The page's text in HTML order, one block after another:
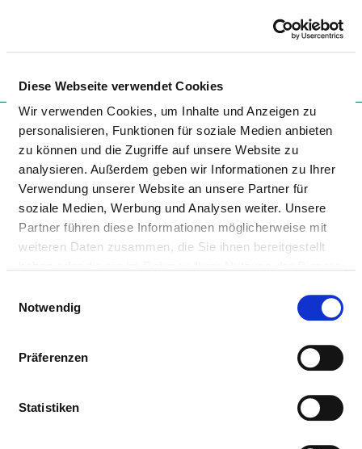
Diese Webseite verwendet Cookies
Wir verwenden Cookies, um Inhalte und Anzeigen zu
personalisieren, Funktionen für soziale Medien anbieten
zu können und die Zugriffe auf unsere Website zu
analysieren. Außerdem geben wir Informationen zu Ihrer
Verwendung unserer Website an unsere Partner für
soziale Medien, Werbung und Analysen weiter. Unsere
Partner führen diese Informationen möglicherweise mit
weiteren Daten zusammen, die Sie ihnen bereitgestellt
Notwendig
Präferenzen
Statistiken
Startseite der Fachabteilung
ZOLLERNALB KLINIKUM
BALINGEN
NEUROCHIRURGIE - DR. MED.